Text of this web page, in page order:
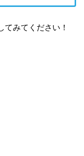
みてください！